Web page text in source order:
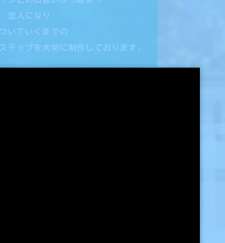
恋人になり
いていくまでの
テップを大切に制作しております。